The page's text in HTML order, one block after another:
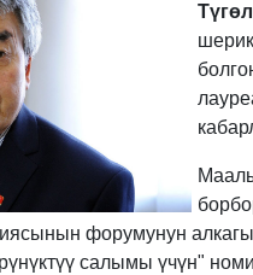
форумунун
салымы үчүн"